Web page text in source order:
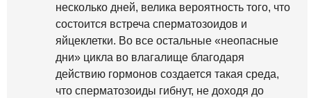
несколько дней, велика вероятность того, что
состоится встреча сперматозоидов и
яйцеклетки. Во все остальные «неопасные
дни» цикла во влагалище благодаря
действию гормонов создается такая среда,
что сперматозоиды гибнут, не доходя до